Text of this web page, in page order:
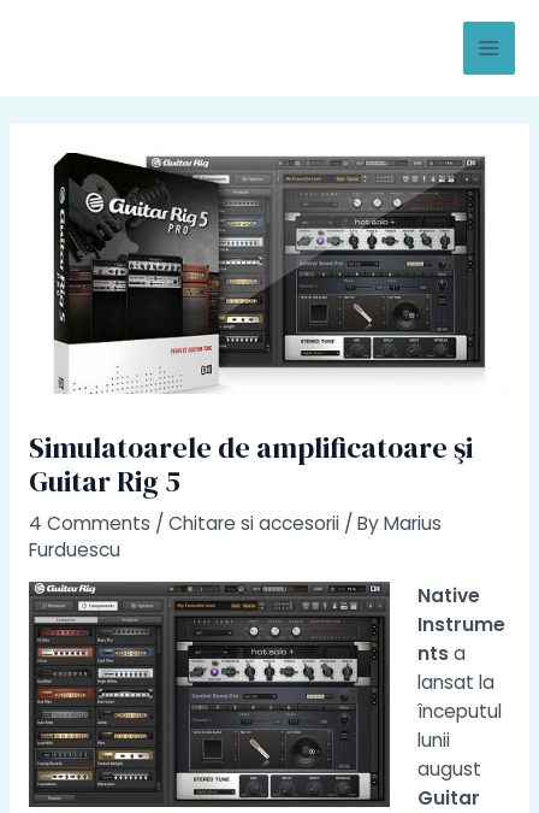
Simulatoarele de amplificatoare şi
Guitar Rig 5
4 Comments / Chitare si accesorii/ ByMarius
Furduescu
Native
Instrume
ntsa
lansat la
începutul
lunii
august
Guitar